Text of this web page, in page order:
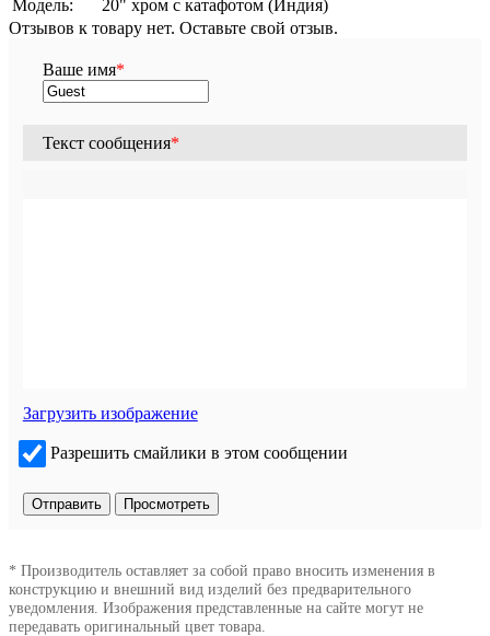
Модель:
20" хром с катафотом (Индия)
Отзывов к товару нет. Оставьте свой отзыв.
Ваше имя*
Текст сообщения*
Загрузить изображение
Разрешить смайлики в этом сообщении
* Производитель оставляет за собой право вносить изменения в
конструкцию и внешний вид изделий без предварительного
уведомления. Изображения представленные на сайте могут не
передавать оригинальный цвет товара.